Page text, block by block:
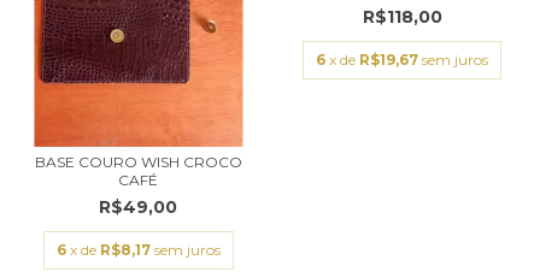
BASE COURO WISH CROCO
CAFÉ
R$49,00
6 x de R$8,17 sem juros
R$118,00
6 x de R$19,67 sem juros